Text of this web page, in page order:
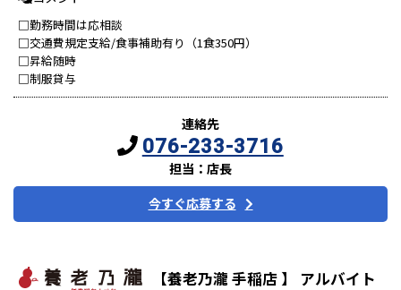
□勤務時間は応相談
□交通費規定支給/食事補助有り（1食350円）
□昇給随時
□制服貸与
連絡先
076-233-3716
担当：店長
今すぐ応募する
【養老乃瀧 手稲店 】 アルバイト